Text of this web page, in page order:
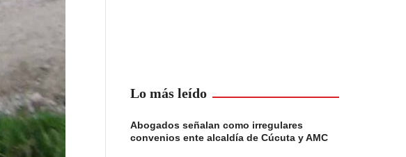
Lo más leído
Abogados señalan como irregulares
convenios ente alcaldía de Cúcuta y AMC